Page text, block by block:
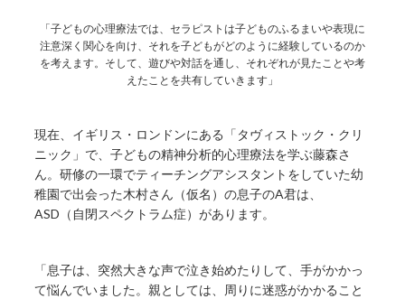
「子どもの心理療法では、セラピストは子どものふるまいや表現に
注意深く関心を向け、それを子どもがどのように経験しているのか
を考えます。そして、遊びや対話を通し、それぞれが見たことや考
えたことを共有していきます」
現在、イギリス・ロンドンにある「タヴィストック・クリ
ニック」で、子どもの精神分析的心理療法を学ぶ藤森さ
ん。研修の一環でティーチングアシスタントをしていた幼
稚園で出会った木村さん（仮名）の息子のA君は、
ASD（自閉スペクトラム症）があります。
「息子は、突然大きな声で泣き始めたりして、手がかかっ
て悩んでいました。親としては、周りに迷惑がかかること